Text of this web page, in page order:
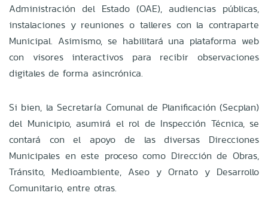
Administración del Estado (OAE), audiencias públicas,
instalaciones y reuniones o talleres con la contraparte
Municipal. Asimismo, se habilitará una plataforma web
con visores interactivos para recibir observaciones
digitales de forma asincrónica.
Si bien, la Secretaría Comunal de Planificación (Secplan)
del Municipio, asumirá el rol de Inspección Técnica, se
contará con el apoyo de las diversas Direcciones
Municipales en este proceso como Dirección de Obras,
Tránsito, Medioambiente, Aseo y Ornato y Desarrollo
Comunitario, entre otras.